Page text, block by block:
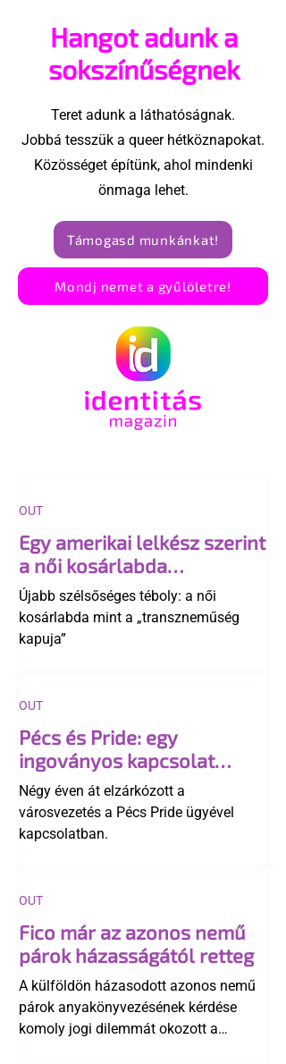
maximalizálására
Hangot adunk a
sokszínűségnek
Teret adunk a láthatóságnak.
Jobbá tesszük a queer hétköznapokat.
Közösséget építünk, ahol mindenki
önmaga lehet.
Támogasd munkánkat!
Mondj nemet a gyűlöletre!
Egy amerikai lelkész szerint
a női kosárlabda
transzneműséghez vezet
Újabb szélsőséges téboly: a női
kosárlabda mint a „transzneműség
kapuja”
OUT
Pécs és Pride: egy
ingoványos kapcsolat
története
Négy éven át elzárkózott a
városvezetés a Pécs Pride ügyével
kapcsolatban.
OUT
Fico már az azonos nemű
párok házasságától retteg
A külföldön házasodott azonos nemű
párok anyakönyvezésének kérdése
komoly jogi dilemmát okozott a
OUT